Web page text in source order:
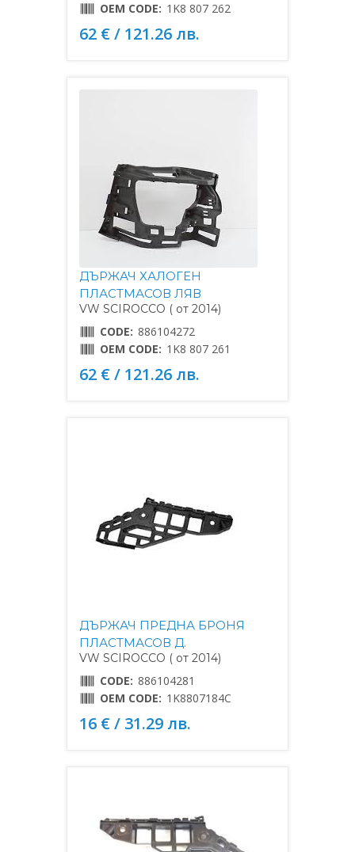
OEM CODE: 1K8 807 262
62 € / 121.26 лв.
ДЪРЖАЧ ХАЛОГЕН
ПЛАСТМАСОВ ЛЯВ
VW SCIROCCO ( от 2014)
CODE: 886104272
OEM CODE: 1K8 807 261
62 € / 121.26 лв.
ДЪРЖАЧ ПРЕДНА БРОНЯ
ПЛАСТМАСОВ Д.
VW SCIROCCO ( от 2014)
CODE: 886104281
OEM CODE: 1K8807184C
16 € / 31.29 лв.